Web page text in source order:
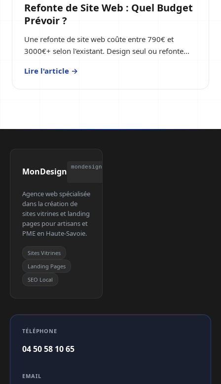
Refonte de Site Web : Quel Budget
Prévoir ?
Une refonte de site web coûte entre 790€ et
3000€+ selon l'existant. Design seul ou refonte...
Lire l'article →
MonDesign mondesign.pro
Agence web spécialisée
dans la création de
sites vitrines et landing
pages pour artisans et
PME en Haute-Savoie.
Sites Vitrines
Landing Pages
SEO Local
TÉLÉPHONE
04 50 58 10 65
EMAIL